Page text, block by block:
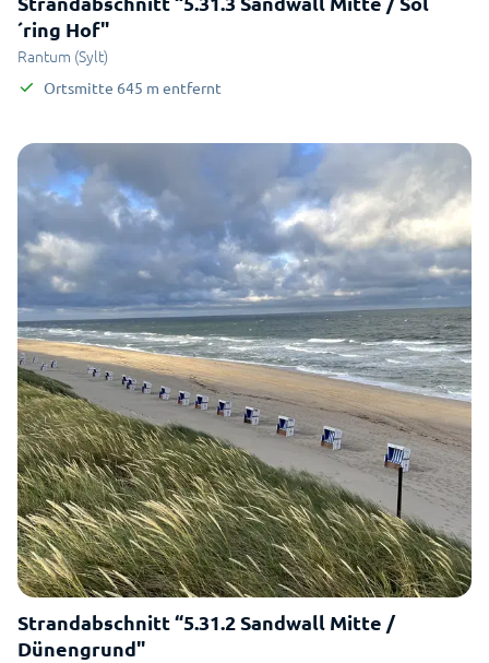
´ring Hof"
Rantum (Sylt)
Ortsmitte 645 m entfernt
Strandabschnitt “5.31.2 Sandwall Mitte /
Dünengrund"